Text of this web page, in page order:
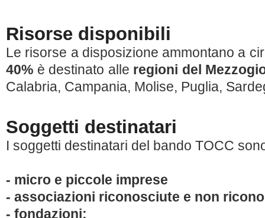
Risorse disponibili
Le risorse a disposizione ammontano a
40% è destinato alle regioni del
Calabria, Campania, Molise, Puglia,
Soggetti destinatari
I soggetti destinatari del bando TOCC
- micro e piccole imprese
- associazioni riconosciute e non
- fondazioni;